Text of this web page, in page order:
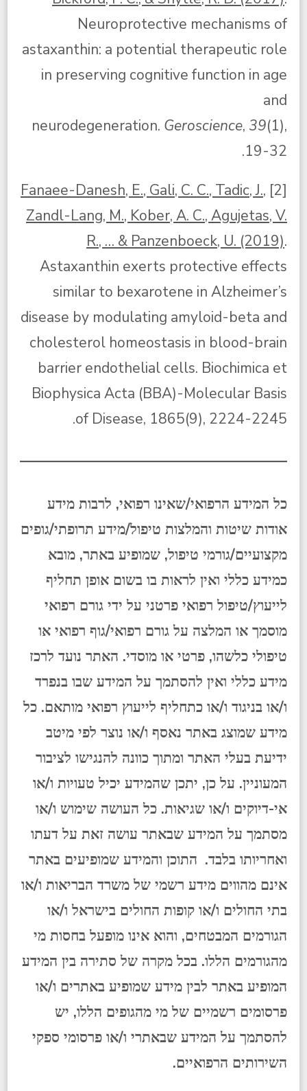
Neuroprotective mechanisms of
astaxanthin: a potential therapeutic role
in preserving cognitive function in age
and
neurodegeneration. Geroscience, 39(1),
19-32.‏
[2]
Fanaee-Danesh, E., Gali, C. C., Tadic, J.,
Zandl-Lang, M., Kober, A. C., Agujetas, V.
R., … & Panzenboeck, U. (2019).
Astaxanthin exerts protective effects
similar to bexarotene in Alzheimer’s
disease by modulating amyloid-beta and
cholesterol homeostasis in blood-brain
barrier endothelial cells. Biochimica et
Biophysica Acta (BBA)-Molecular Basis
of Disease, 1865(9), 2224-2245.‏
כל המידע הרפואי/שאינו רפואי, לרבות מידע
אודות שיטות והמלצות טיפול/מידע תרופתי/גופים
מקצועיים/גורמי טיפול, שמופיע באתר, מובא
כמידע כללי ואין לראות בו בשום אופן תחליף
לייעוץ/טיפול רפואי פרטני על ידי גורם רפואי
מוסמך או המלצה על גורם רפואי/גוף רפואי או
טיפולי כלשהו, פרטי או מוסדי. האתר נועד לרכז
מידע כללי ואין להסתמך על המידע שבו בנפרד
ו/או בניגוד ו/או כתחליף לייעוץ רפואי מותאם. כל
מידע שמוצג באתר נאסף ו/או נוצר לפי מיטב
ידיעת בעלי האתר ומתוך כוונה להנגישו לציבור
המעוניין. על כן, יתכן שהמידע יכיל טעויות ו/או
אי-דיוקים ו/או שגיאות. כל העושה שימוש ו/או
מסתמך על המידע שבאתר עושה זאת על דעתו
ואחריותו בלבד. התוכן והמידע שמופיעים באתר
אינם מהווים מידע רשמי של משרד הבריאות ו/או
בתי החולים ו/או קופות החולים בישראל ו/או
הגורמים המבטחים, והוא אינו מופעל בחסות מי
מהגורמים הללו. בכל מקרה של סתירה בין המידע
המופיע באתר לבין מידע שמופיע באתרים ו/או
פרסומים רשמיים של מי מהגופים הללו, יש
להסתמך על המידע שבאתרי ו/או פרסומי ספקי
השירותים הרפואיים.